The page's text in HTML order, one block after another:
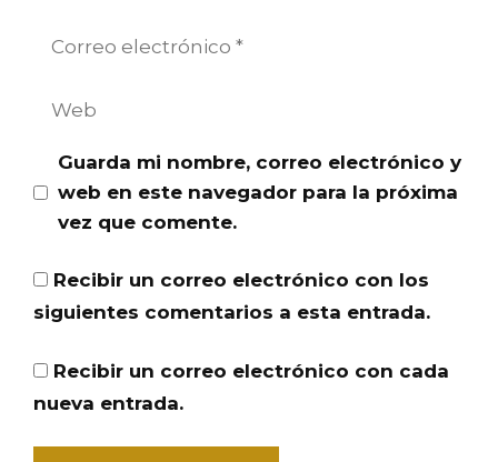
Guarda mi nombre, correo electrónico y
web en este navegador para la próxima
vez que comente.
Recibir un correo electrónico con los
siguientes comentarios a esta entrada.
Recibir un correo electrónico con cada
nueva entrada.